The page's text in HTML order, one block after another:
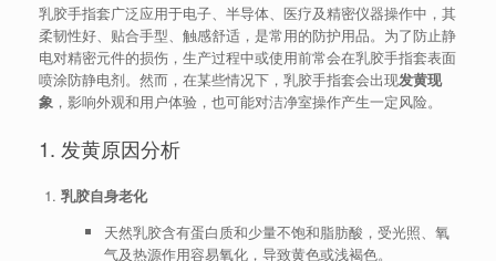
乳胶手指套广泛应用于电子、半导体、医疗及精密仪器操作中，其
柔韧性好、贴合手型、触感舒适，是常用的防护用品。为了防止静
电对精密元件的损伤，生产过程中或使用前常会在乳胶手指套表面
喷涂防静电剂。然而，在某些情况下，乳胶手指套会出现发黄现
象 ，影响外观和用户体验，也可能对洁净室操作产生一定风险。
1. 发黄原因分析
乳胶自身老化
天然乳胶含有蛋白质和少量不饱和脂肪酸，受光照、氧
气及热源作用容易氧化，导致黄色或浅褐色。